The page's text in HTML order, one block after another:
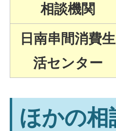
相談機関
日南串間消費生
活センター
ほかの相